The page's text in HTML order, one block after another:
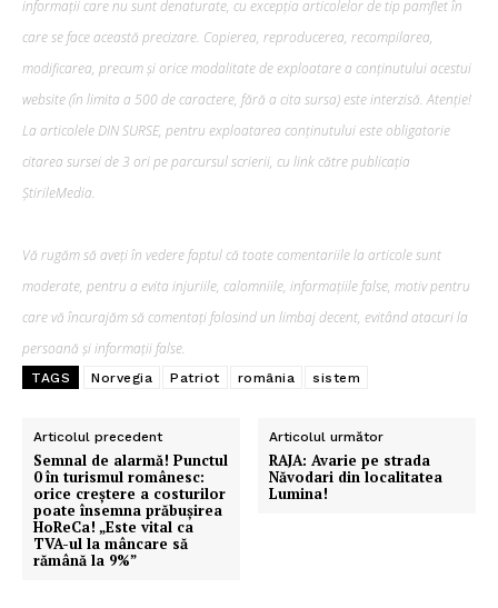
informații care nu sunt denaturate, cu excepția articolelor de tip pamflet în
care se face această precizare. Copierea, reproducerea, recompilarea,
modificarea, precum şi orice modalitate de exploatare a conținutului acestui
website (în limita a 500 de caractere, fără a cita sursa) este interzisă. Atenție!
La articolele DIN SURSE, pentru exploatarea conținutului este obligatorie
citarea sursei de 3 ori pe parcursul scrierii, cu link către publicația
ȘtirileMedia.
Vă rugăm să aveți în vedere faptul că toate comentariile la articole sunt
moderate, pentru a evita injuriile, calomniile, informațiile false, motiv pentru
care vă încurajăm să comentați folosind un limbaj decent, evitând atacuri la
persoană și informații false.
TAGS Norvegia Patriot românia sistem
Articolul precedent
Semnal de alarmă! Punctul
0 în turismul românesc:
orice creștere a costurilor
poate însemna prăbușirea
HoReCa! „Este vital ca
TVA-ul la mâncare să
rămână la 9%”
Articolul următor
RAJA: Avarie pe strada
Năvodari din localitatea
Lumina!